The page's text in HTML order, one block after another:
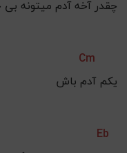
Cm
یکم آدم باش
Eb